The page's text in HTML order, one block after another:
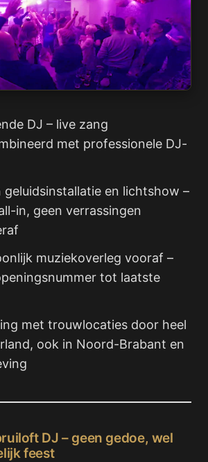
DJ – live zang
met professionele DJ-
geluidsinstallatie en lichtshow –
in, geen verrassingen
muziekoverleg vooraf –
tot laatste
met trouwlocaties door heel
ook in Noord-Brabant en
DJ – geen gedoe, wel
feest